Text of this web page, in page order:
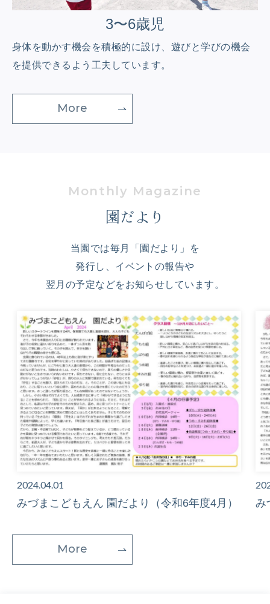
3〜6歳児
身体を動かす機会を積極的に設け、 遊びと学びの機会
を提供できるよう工夫しています。
More
園だより
当園では毎月「園だより」を
発行し、イベントの報告や
翌月の予定などをお知らせしています。
2024.04.01
みづまこどもえん 園だより（令和6年度4月） み
More